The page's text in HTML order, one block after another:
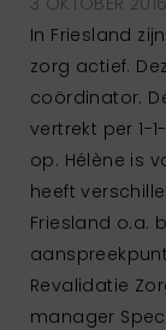
In Friesland
zorg actief.
coördinator.
vertrekt per 1-
op. Hélène is
heeft
Friesland o.a.
Revalidatie
manager